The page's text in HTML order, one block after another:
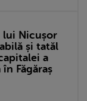
lui Nicușor
și tatăl
a
Făgăraș